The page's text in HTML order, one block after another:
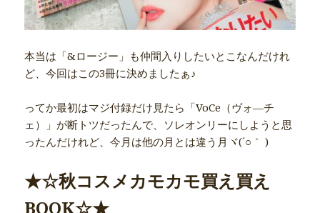
本当は「&ロージー」も仲間入りしたいとこなんだけれ
ど、今回はこの3冊に決めましたぁ♪
ってか最初はマジ付録だけ見たら「VoCe（ヴォ―チ
ェ）」が断トツだったんで、ソレオンリーにしようと思
ったんだけれど、今月は他の月とは違う月ヾ(´○｀ )
★☆秋コスメカモカモ買え買え
BOOK☆★